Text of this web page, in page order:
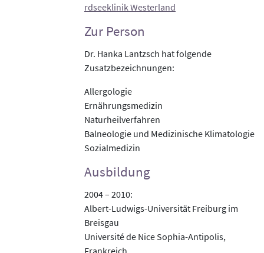
rdseeklinik Westerland
Zur Person
Dr. Hanka Lantzsch hat folgende
Zusatzbezeichnungen:
Allergologie
Ernährungsmedizin
Naturheilverfahren
Balneologie und Medizinische Klimatologie
Sozialmedizin
Ausbildung
2004 – 2010:
Albert-Ludwigs-Universität Freiburg im
Breisgau
Université de Nice Sophia-Antipolis,
Frankreich